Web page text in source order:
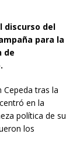
discurso del
para la
de
Cepeda tras la
en la
política de su
los